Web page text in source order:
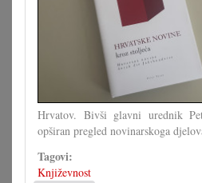
Hrvatov. Bivši glavni urednik
opširan pregled novinarskoga
Tagovi:
Književnost